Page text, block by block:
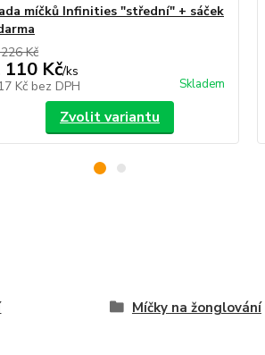
míčků Infinities "střední" + sáček
Kč
110 Kč/ks
Kč bez DPH Skladem
Zvolit variantu
Míčky na žonglování